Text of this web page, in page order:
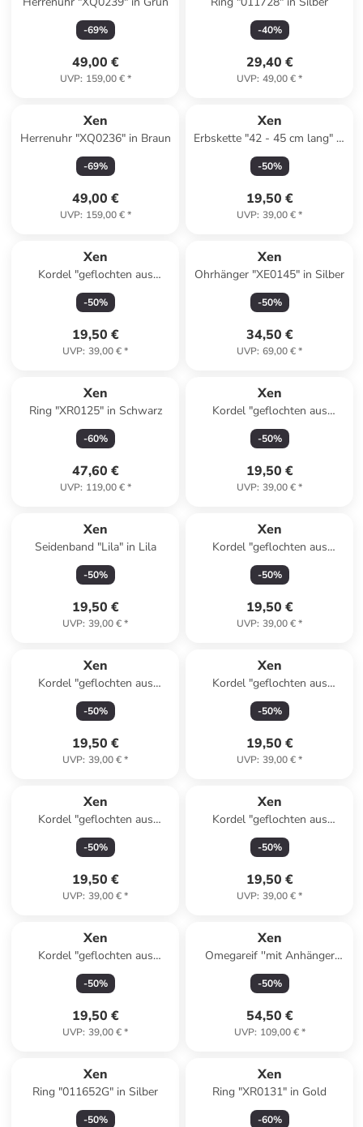
-69%
49,00 €
UVP: 159,00 €*
-40%
29,40 €
UVP: 49,00 €*
Xen
Herrenuhr "XQ0236" in Braun
-69%
49,00 €
UVP: 159,00 €*
Xen
Erbskette "42 - 45 cm lang" in
Schwarz
-50%
19,50 €
UVP: 39,00 €*
Xen
Kordel "geflochten aus
Microfaser braun" in Braun
-50%
19,50 €
UVP: 39,00 €*
Xen
Ohrhänger "XE0145" in Silber
-50%
34,50 €
UVP: 69,00 €*
Xen
Ring "XR0125" in Schwarz
-60%
47,60 €
UVP: 119,00 €*
Xen
Kordel "geflochten aus
Microfaser braun
rosévergoldet" in Braun
-50%
19,50 €
UVP: 39,00 €*
Xen
Seidenband "Lila" in Lila
-50%
19,50 €
UVP: 39,00 €*
Xen
Kordel "geflochten aus
Microfaser blau
rosévergoldet" in Blau
-50%
19,50 €
UVP: 39,00 €*
Xen
Kordel "geflochten aus
Microfaser grau vergoldet" in
Grau
-50%
19,50 €
UVP: 39,00 €*
Xen
Kordel "geflochten aus
Microfaser rosa
rosévergoldet" in Rosa
-50%
19,50 €
UVP: 39,00 €*
Xen
Kordel "geflochten aus
Microfaser lila vergoldet" in
Lila
-50%
19,50 €
UVP: 39,00 €*
Xen
Kordel "geflochten aus
Microfaser hellblau vergoldet"
in Blau
-50%
19,50 €
UVP: 39,00 €*
Xen
Kordel "geflochten aus
Microfaser weiß" in Weiß
-50%
19,50 €
UVP: 39,00 €*
Xen
Omegareif ''mit Anhänger
Swiss Blue Topas'' in Blau
-50%
54,50 €
UVP: 109,00 €*
Xen
Ring "011652G" in Silber
-50%
Xen
Ring "XR0131" in Gold
-60%